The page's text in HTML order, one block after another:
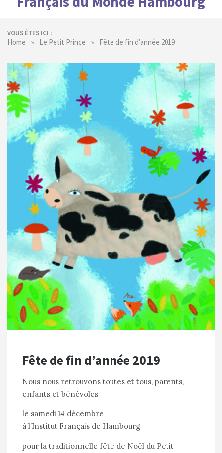
VOUS ÊTES ICI :
Home » Le Petit Prince » Fête de fin d’année 2019
Fête de fin d’année 2019
Nous nous retrouvons toutes et tous, parents,
enfants et bénévoles
le samedi 14 décembre
à l’Institut Français de Hambourg
pour la traditionnelle fête de Noël du Petit